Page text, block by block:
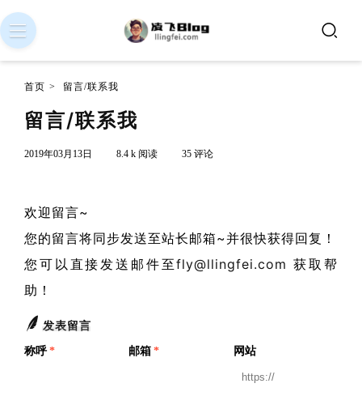
首页 > 留言/联系我
留言/联系我
2019年03月13日 8.4 k 阅读 35 评论
欢迎留言~
您的留言将同步发送至站长邮箱~并很快获得回复！
您可以直接发送邮件至fly@llingfei.com 获取帮
助！
发表留言
称呼 * 邮箱 * 网站